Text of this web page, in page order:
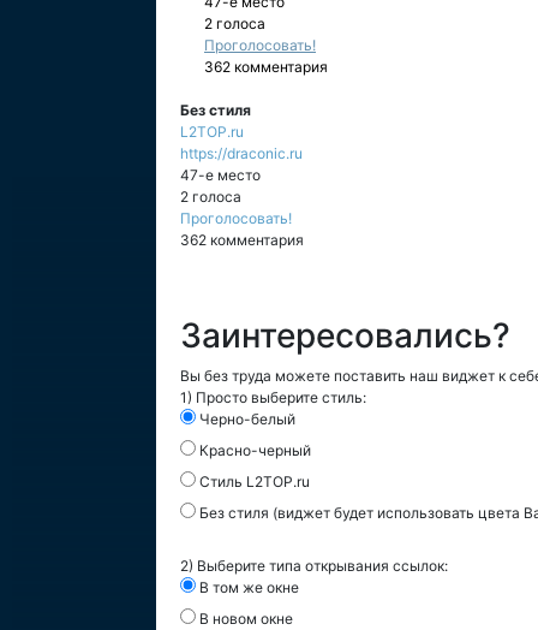
2 голоса
Проголосовать!
362 комментария
Без стиля
L2TOP.ru
https://draconic.ru
47-е место
2 голоса
Проголосовать!
362 комментария
Заинтересовались?
Вы без труда можете поставить наш виджет к
1) Просто выберите стиль:
Черно-белый
Красно-черный
Стиль L2TOP.ru
Без стиля (виджет будет использовать цвета
2) Выберите типа открывания ссылок:
В том же окне
В новом окне